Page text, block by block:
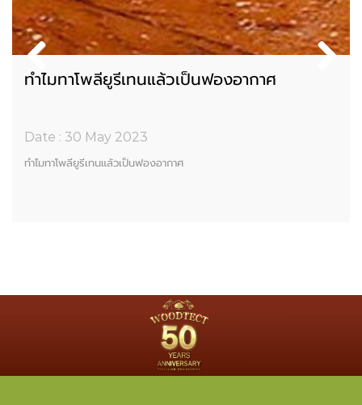
ทำไมทาโพลียูรีเทนแล้วเป็นฟองอากาศ
Date : 30 May 2023
ทำไมทาโพลียูรีเทนแล้วเป็นฟองอากาศ